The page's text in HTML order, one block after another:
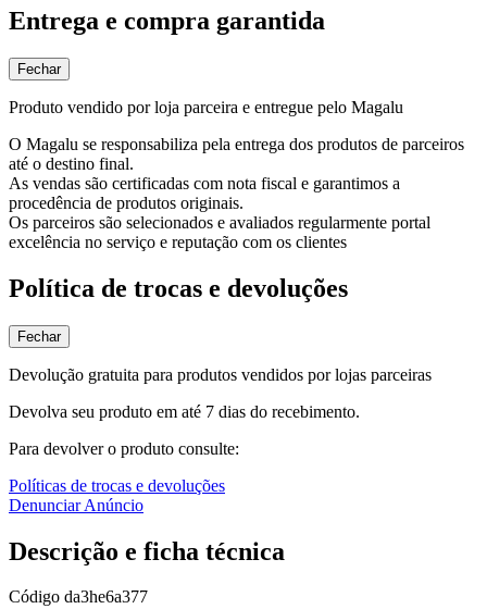
Entrega e compra garantida
Fechar
Produto vendido por loja parceira e entregue pelo Magalu
O Magalu se responsabiliza pela entrega dos produtos de parceiros
até o destino final.
As vendas são certificadas com nota fiscal e garantimos a
procedência de produtos originais.
Os parceiros são selecionados e avaliados regularmente portal
excelência no serviço e reputação com os clientes
Política de trocas e devoluções
Fechar
Devolução gratuita para produtos vendidos por lojas parceiras
Devolva seu produto em até 7 dias do recebimento.
Para devolver o produto consulte:
Políticas de trocas e devoluções
Denunciar Anúncio
Descrição e ficha técnica
Código da3he6a377